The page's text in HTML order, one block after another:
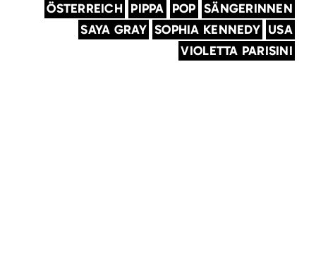
ÖSTERREICH PIPPA POP SÄNGERINNEN
SAYA GRAY SOPHIA KENNEDY USA
VIOLETTA PARISINI